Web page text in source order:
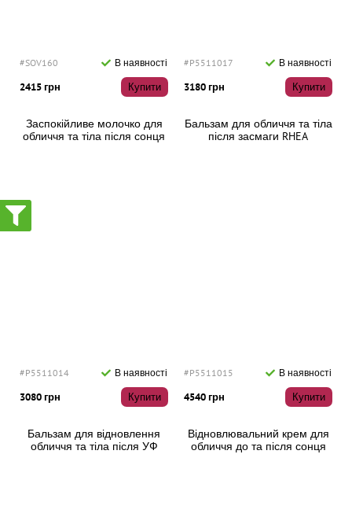
#SOV160 В наявності
2415 грн Купити
Заспокійливе молочко для
обличчя та тіла після сонця
#P5511017 В наявності
3180 грн Купити
Бальзам для обличчя та тіла
після засмаги RHEA
#P5511014 В наявності
3080 грн Купити
Бальзам для відновлення
обличчя та тіла після УФ
#P5511015 В наявності
4540 грн Купити
Відновлювальний крем для
обличчя до та після сонця